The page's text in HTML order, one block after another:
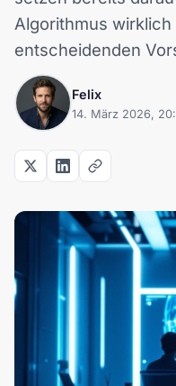
Algorithmus
entscheidenden
Felix
14. März 2026,